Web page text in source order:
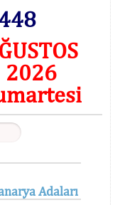
2026
Adaları